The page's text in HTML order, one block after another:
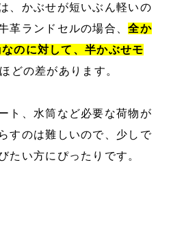
、かぶせが短いぶん軽いの
革ランドセルの場合、全か
のに対して、半かぶせモ
どの差があります。
ト、水筒など必要な荷物が
すのは難しいので、少しで
たい方にぴったりです。